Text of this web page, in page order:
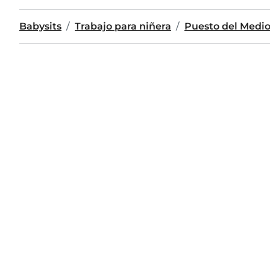
Babysits Trabajo para niñera Puesto del Medio